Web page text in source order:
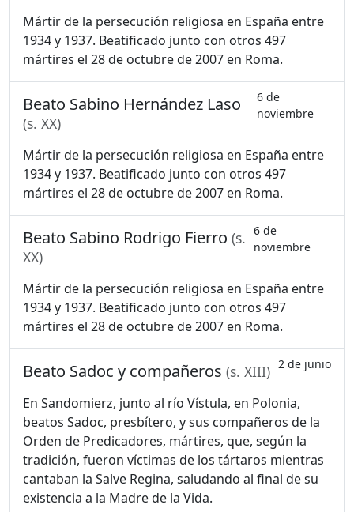
Mártir de la persecución religiosa en España entre
1934 y 1937. Beatificado junto con otros 497
mártires el 28 de octubre de 2007 en Roma.
Beato Sabino Hernández Laso
(s. XX)
6 de
noviembre
Mártir de la persecución religiosa en España entre
1934 y 1937. Beatificado junto con otros 497
mártires el 28 de octubre de 2007 en Roma.
Beato Sabino Rodrigo Fierro (s.
XX)
6 de
noviembre
Mártir de la persecución religiosa en España entre
1934 y 1937. Beatificado junto con otros 497
mártires el 28 de octubre de 2007 en Roma.
Beato Sadoc y compañeros (s. XIII) 2 de junio
En Sandomierz, junto al río Vístula, en Polonia,
beatos Sadoc, presbítero, y sus compañeros de la
Orden de Predicadores, mártires, que, según la
tradición, fueron víctimas de los tártaros mientras
cantaban la Salve Regina, saludando al final de su
existencia a la Madre de la Vida.